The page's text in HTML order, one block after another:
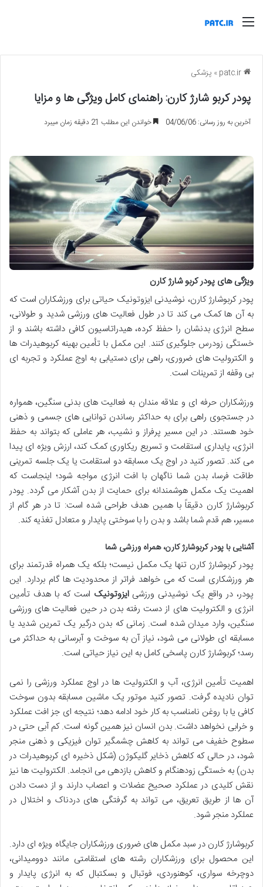
منو
» پزشکی
پودر کربو شارژ کارن: راهنمای کامل ویژگی ها و مزایا
آخرین به روز رسانی: 04/06/06 خواندن این مطلب 21 دقیقه زمان میبرد
ویژگی های پودر کربو شارژ کارن
پودر کربوشارژ کارن، نوشیدنی ایزوتونیک حیاتی برای ورزشکاران است که
به آن ها کمک می کند تا در طول فعالیت های ورزشی شدید و طولانی،
سطح انرژی بدنشان را حفظ کرده، هیدراتاسیون کافی داشته باشند و از
خستگی زودرس جلوگیری کنند. این مکمل با تأمین بهینه کربوهیدرات ها
و الکترولیت های ضروری، راهی برای دستیابی به اوج عملکرد و تجربه ای
بی وقفه از تمرینات است.
ورزشکاران حرفه ای و علاقه مندان به فعالیت های بدنی سنگین، همواره
در جستجوی راهی برای به حداکثر رساندن توانایی های جسمی و ذهنی
خود هستند. در این مسیر پرفراز و نشیب، هر عاملی که بتواند به حفظ
انرژی، پایداری استقامت و تسریع ریکاوری کمک کند، ارزش ویژه ای پیدا
می کند. تصور کنید در اوج یک مسابقه دو استقامت یا یک جلسه تمرینی
طاقت فرسا، بدن شما ناگهان با افت انرژی مواجه شود؛ اینجاست که
اهمیت یک مکمل هوشمندانه برای حمایت از بدن آشکار می گردد. پودر
کربوشارژ کارن دقیقاً با همین هدف طراحی شده است: تا در هر گام از
مسیر، هم قدم شما باشد و بدن را با سوختی پایدار و متعادل تغذیه کند.
آشنایی با پودر کربوشارژ کارن، همراه ورزشی شما
پودر کربوشارژ کارن تنها یک مکمل نیست؛ بلکه یک همراه قدرتمند برای
هر ورزشکاری است که می خواهد فراتر از محدودیت ها گام بردارد. این
پودر، در واقع یک نوشیدنی ورزشیایزوتونیک است که با هدف تأمین
انرژی و الکترولیت های از دست رفته بدن در حین فعالیت های ورزشی
سنگین، وارد میدان شده است. زمانی که بدن درگیر یک تمرین شدید یا
مسابقه ای طولانی می شود، نیاز آن به سوخت و آبرسانی به حداکثر می
رسد؛ کربوشارژ کارن پاسخی کامل به این نیاز حیاتی است.
اهمیت تأمین انرژی، آب و الکترولیت ها در اوج عملکرد ورزشی را نمی
توان نادیده گرفت. تصور کنید موتور یک ماشین مسابقه بدون سوخت
کافی یا با روغن نامناسب به کار خود ادامه دهد؛ نتیجه ای جز افت عملکرد
و خرابی نخواهد داشت. بدن انسان نیز همین گونه است. کم آبی حتی در
سطوح خفیف می تواند به کاهش چشمگیر توان فیزیکی و ذهنی منجر
شود، در حالی که کاهش ذخایر گلیکوژن (شکل ذخیره ای کربوهیدرات در
بدن) به خستگی زودهنگام و کاهش بازدهی می انجامد. الکترولیت ها نیز
نقش کلیدی در عملکرد صحیح عضلات و اعصاب دارند و از دست دادن
آن ها از طریق تعریق، می تواند به گرفتگی های دردناک و اختلال در
عملکرد منجر شود.
کربوشارژ کارن در سبد مکمل های ضروری ورزشکاران جایگاه ویژه ای دارد.
این محصول برای ورزشکاران رشته های استقامتی مانند دوومیدانی،
دوچرخه سواری، کوهنوردی، فوتبال و بسکتبال که به انرژی پایدار و